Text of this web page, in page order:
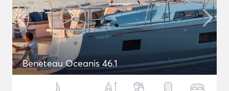
Beneteau Oceanis 46.1